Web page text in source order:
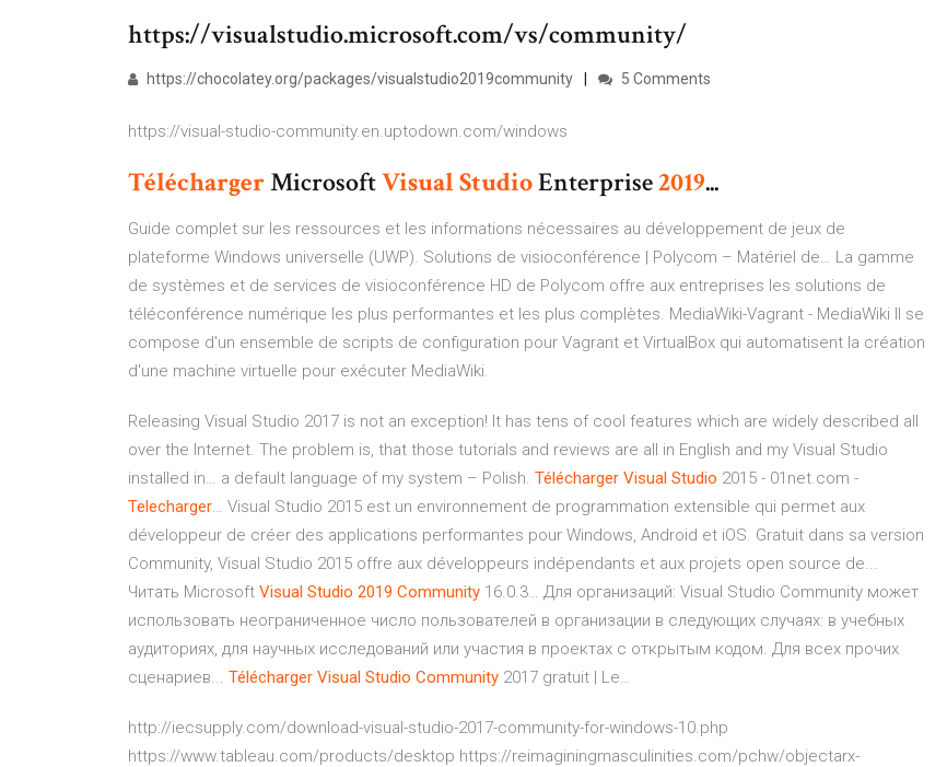
https://visualstudio.microsoft.com/vs/community/
https://chocolatey.org/packages/visualstudio2019community 5 Comments
https://visual-studio-community.en.uptodown.com/windows
TéléchargerMicrosoftVisualStudioEnterprise2019...
Guide complet sur les ressources et les informations nécessaires au développement de jeux de
plateforme Windows universelle (UWP). Solutions de visioconférence | Polycom – Matériel de… La gamme
de systèmes et de services de visioconférence HD de Polycom offre aux entreprises les solutions de
téléconférence numérique les plus performantes et les plus complètes. MediaWiki-Vagrant - MediaWiki Il se
compose d'un ensemble de scripts de configuration pour Vagrant et VirtualBox qui automatisent la création
d'une machine virtuelle pour exécuter MediaWiki.
Releasing Visual Studio 2017 is not an exception! It has tens of cool features which are widely described all
over the Internet. The problem is, that those tutorials and reviews are all in English and my Visual Studio
installed in… a default language of my system – Polish. Télécharger Visual Studio 2015 - 01net.com -
Telecharger… Visual Studio 2015 est un environnement de programmation extensible qui permet aux
développeur de créer des applications performantes pour Windows, Android et iOS. Gratuit dans sa version
Community, Visual Studio 2015 offre aux développeurs indépendants et aux projets open source de...
Читать Microsoft Visual Studio 2019 Community 16.0.3… Для организаций: Visual Studio Community может
использовать неограниченное число пользователей в организации в следующих случаях: в учебных
аудиториях, для научных исследований или участия в проектах с открытым кодом. Для всех прочих
сценариев... Télécharger Visual Studio Community 2017 gratuit | Le…
http://iecsupply.com/download-visual-studio-2017-community-for-windows-10.php
https://www.tableau.com/products/desktop https://reimaginingmasculinities.com/pchw/objectarx-